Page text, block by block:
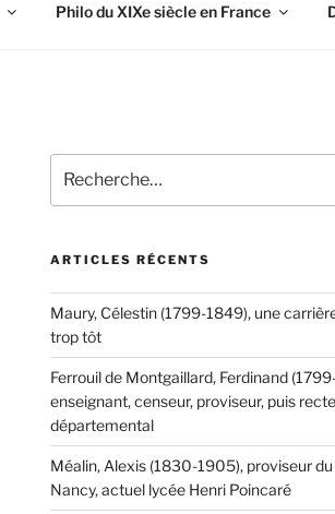
Philo du XIXe siècle en France
pour
:
ARTICLES RÉCENTS
Maury, Célestin (1799-1849), une
trop tôt
Ferrouil de Montgaillard, Ferdinand
enseignant, censeur, proviseur, puis
départemental
Méalin, Alexis (1830-1905), proviseur
Nancy, actuel lycée Henri Poincaré